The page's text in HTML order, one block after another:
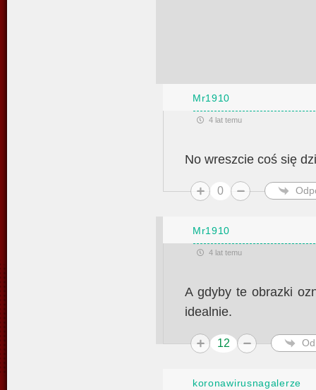
Mr1910
4 lat temu
No wreszcie coś się
0
Mr1910
4 lat temu
A gdyby te obrazki
idealnie.
12
koronawirusnagalerze